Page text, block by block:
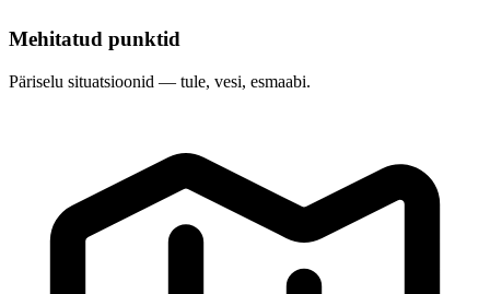
Mehitatud punktid
Päriselu situatsioonid — tule, vesi, esmaabi.